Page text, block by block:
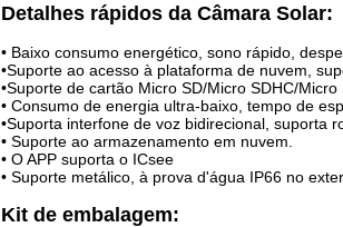
Detalhes rápidos da Câmara Solar:
• Baixo consumo energético, sono rápido,
•Suporte ao acesso à plataforma de nuvem,
•Suporte de cartão Micro SD/Micro SDHC/Micro
• Consumo de energia ultra-baixo, tempo de
•Suporta interfone de voz bidirecional, suporta
• Suporte ao armazenamento em nuvem.
• O APP suporta o ICsee
• Suporte metálico, à prova d'água IP66 no
Kit de embalagem: